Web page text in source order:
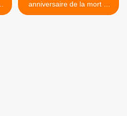
anniversaire de la mort d'
Ho Chi Minh >